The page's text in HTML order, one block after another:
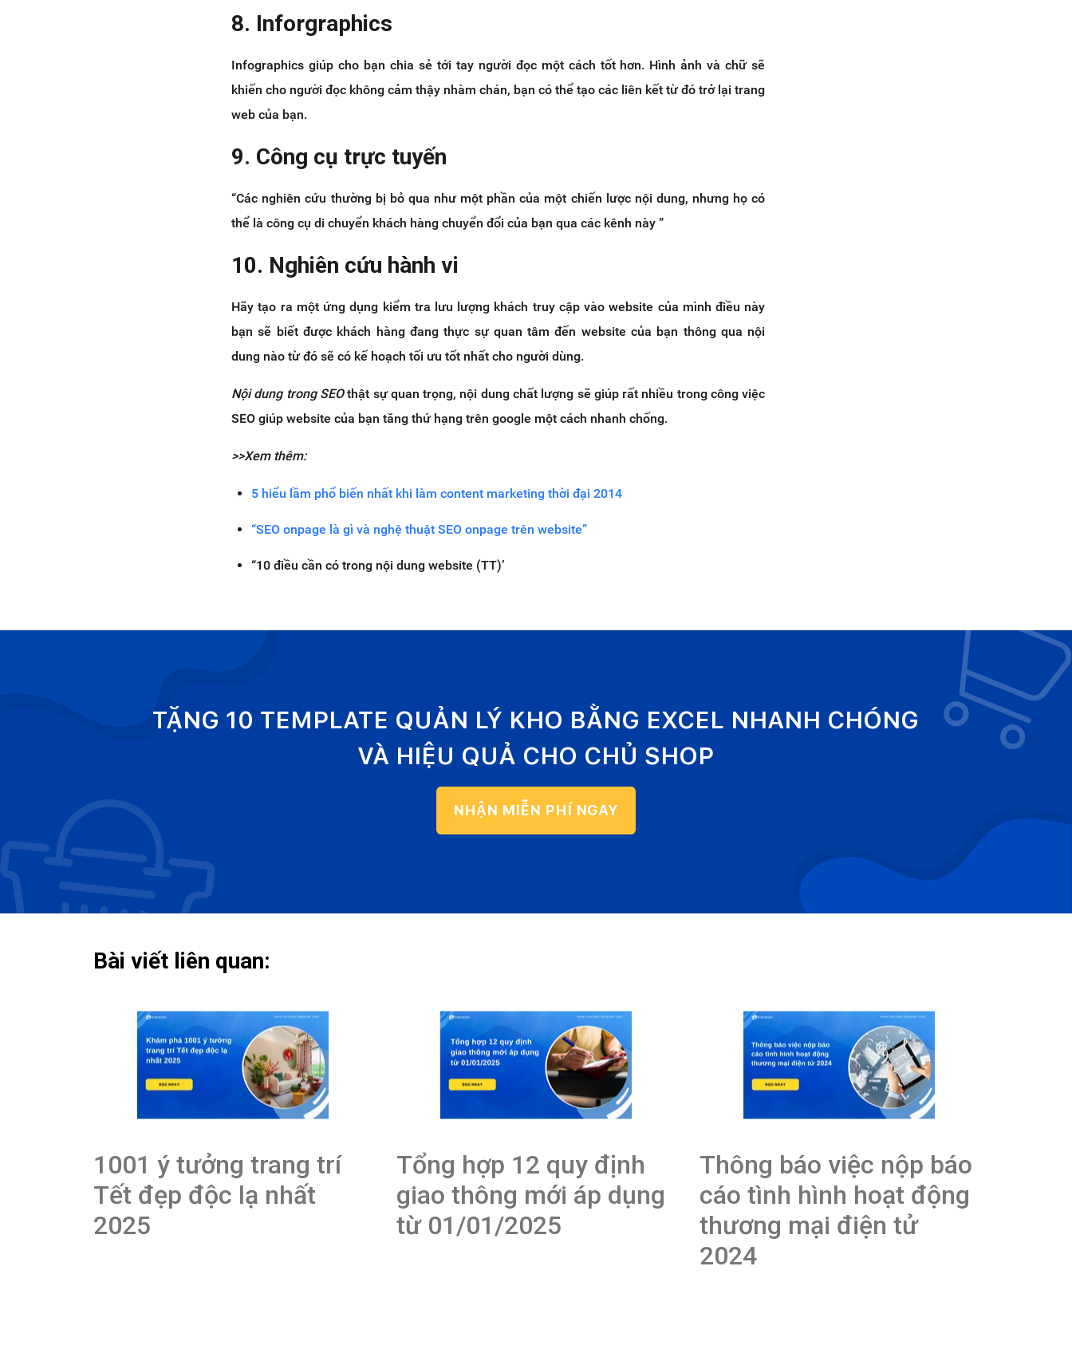
8. Inforgraphics
Infographics giúp cho bạn chia sẻ tới tay người đọc một cách tốt hơn. Hình ảnh và chữ sẽ
khiến cho người đọc không cảm thậy nhàm chán, bạn có thể tạo các liên kết từ đó trở lại trang
web của bạn.
9. Công cụ trực tuyến
“Các nghiên cứu thường bị bỏ qua như một phần của một chiến lược nội dung, nhưng họ có
thể là công cụ di chuyển khách hàng chuyển đổi của bạn qua các kênh này ”
10. Nghiên cứu hành vi
Hãy tạo ra một ứng dụng kiểm tra lưu lượng khách truy cập vào website của mình điều này
bạn sẽ biết được khách hàng đang thực sự quan tâm đến website của bạn thông qua nội
dung nào từ đó sẽ có kế hoạch tối ưu tốt nhất cho người dùng.
Nội dung trong SEOthật sự quan trọng, nội dung chất lượng sẽ giúp rất nhiều trong công việc
SEO giúp website của bạn tăng thứ hạng trên google một cách nhanh chống.
>>Xem thêm:
5 hiểu lầm phổ biến nhất khi làm content marketing thời đại 2014
“SEO onpage là gì và nghệ thuật SEO onpage trên website”
“10 điều cần có trong nội dung website (TT)’
TẶNG 10 TEMPLATE QUẢN LÝ KHO BẰNG EXCEL NHANH CHÓNG
VÀ HIỆU QUẢ CHO CHỦ SHOP
NHẬN MIỄN PHÍ NGAY
Bài viết liên quan:
1001 ý tưởng trang trí
Tết đẹp độc lạ nhất
2025
Tổng hợp 12 quy định
giao thông mới áp dụng
từ 01/01/2025
Thông báo việc nộp báo
cáo tình hình hoạt động
thương mại điện tử
2024